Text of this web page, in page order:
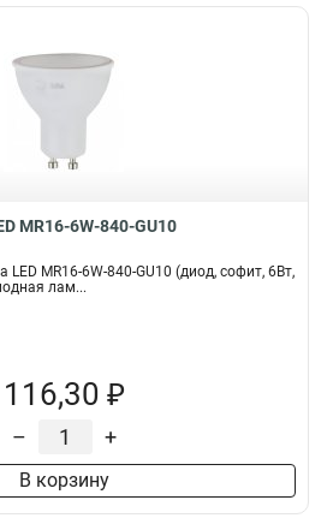
MR16-6W-840-GU10
MR16-6W-840-GU10 (диод, софит, 6Вт,
лам...
116,30 ₽
– +
В корзину